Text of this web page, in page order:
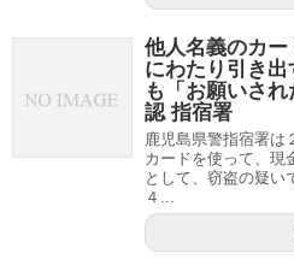
他人名義のカー
にわたり引き
も「お願いさ
認 指宿署
鹿児島県警指宿署は
カードを使って、現
として、窃盗の疑い
４...